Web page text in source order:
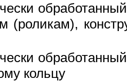
(роликам),
кольцу